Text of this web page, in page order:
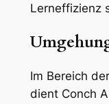
Lerneffizienz
Im Bereich
dient Conch